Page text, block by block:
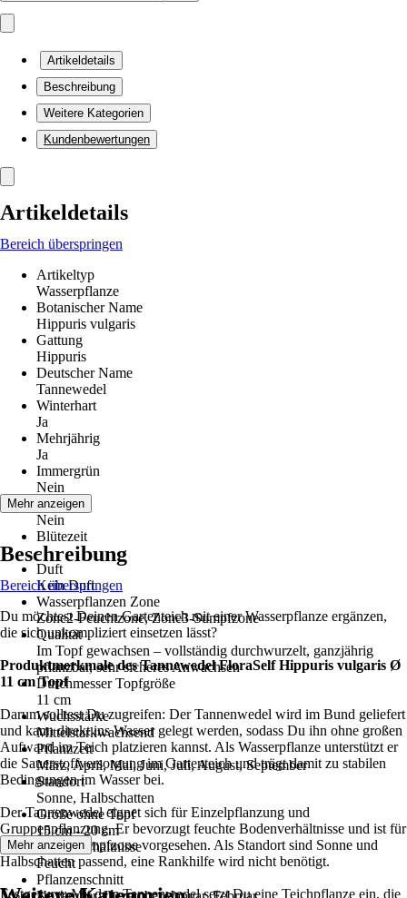
Artikeldetails
Beschreibung
Weitere Kategorien
Kundenbewertungen
Artikeldetails
Bereich überspringen
Artikeltyp
Wasserpflanze
Botanischer Name
Hippuris vulgaris
Gattung
Hippuris
Deutscher Name
Tannewedel
Winterhart
Ja
Mehrjährig
Ja
Immergrün
Nein
Blüte
Nein
Blütezeit
-
Duft
Kein Duft
Wasserpflanzen Zone
Zone2-Feuchtzone, Zone3-Sumpfzone
Qualität
Im Topf gewachsen – vollständig durchwurzelt, ganzjährig
pflanzbar, sehr sicheres Anwachsen
Durchmesser Topfgröße
11 cm
Wuchsstärke
Mittelstarkwachsend
Pflanzzeit
März, April, Mai, Juni, Juli, August, September
Standort
Sonne, Halbschatten
Größe ohne Topf
15 cm - 20 cm
Bodenverhältnisse
Feucht
Pflanzenschnitt
Mehr anzeigen
Beschreibung
Bereich überspringen
Du möchtest Deinen Gartenteich mit einer Wasserpflanze ergänzen,
die sich unkompliziert einsetzen lässt?
Produktmerkmale des Tannewedel FloraSelf Hippuris vulgaris Ø
11 cm Topf
Darum solltest Du zugreifen: Der Tannenwedel wird im Bund geliefert
und kann direkt ins Wasser gelegt werden, sodass Du ihn ohne großen
Aufwand im Teich platzieren kannst. Als Wasserpflanze unterstützt er
die Sauerstoffversorgung im Gartenteich und trägt damit zu stabilen
Bedingungen im Wasser bei.
Der Tannenwedel eignet sich für Einzelpflanzung und
Gruppenpflanzung. Er bevorzugt feuchte Bodenverhältnisse und ist für
Feucht- und Sumpfzone vorgesehen. Als Standort sind Sonne und
Halbschatten passend, eine Rankhilfe wird nicht benötigt.
Festgezurrt: Mit dem Tannenwedel setzt Du eine Teichpflanze ein, die
Mehr anzeigen